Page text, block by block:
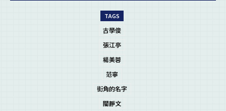
TAGS
古學俊
張江亭
楊美蓉
范寧
街角的名字
關靜文